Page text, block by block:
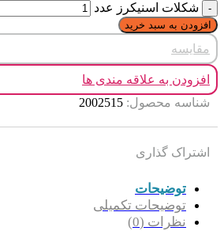
شکلات اسنیکرز عدد
افزودن به سبد خرید
مقایسه
افزودن به علاقه مندی ها
شناسه محصول: 2002515
اشتراک گذاری
توضیحات
توضیحات تکمیلی
نظرات (0)